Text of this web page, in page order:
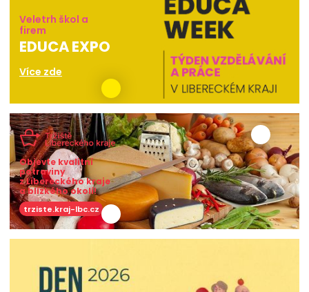
Veletrh škol a
firem
EDUCA EXPO
Více zde
Objevte kvalitní
potraviny
z Libereckého kraje
a blízkého okolí!
trziste.kraj-lbc.cz